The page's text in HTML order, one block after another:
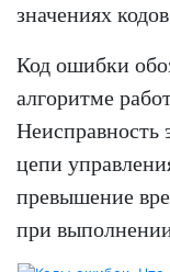
значениях
Код ошибки
алгоритме
Неисправность
цепи
превышение
при